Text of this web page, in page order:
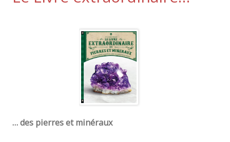
… des pierres et minéraux